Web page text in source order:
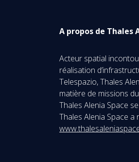
A propos de Thales
Acteur spatial
réalisation
Telespazio, Thales
matière de missions
Thales Alenia Space
Thales Alenia Space